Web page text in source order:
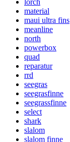
material
maui ultra fins
meanline
north
powerbox
quad
reparatur
rrd
seegras
seegrasfinne
seegrassfinne
select
shark
slalom
slalom finne